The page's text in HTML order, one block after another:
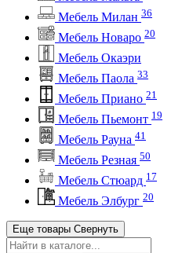
Мебель Милан 36
Мебель Новаро 20
Мебель Окаэри
Мебель Паола 33
Мебель Приано 21
Мебель Пьемонт 19
Мебель Рауна 41
Мебель Резная 50
Мебель Стюард 17
Мебель Элбург 20
Еще товары Свернуть